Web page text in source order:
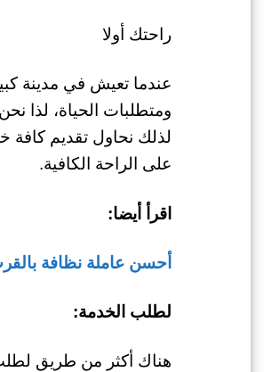
راحتك أولا
عندما تعيش في مدينة
ومتطلبات الحياة، لذا
لذلك نحاول تقديم
على الراحة الكافية.
اقرأ أيضا:
أحسن عاملة نظافة
لطلب الخدمة:
هناك أكثر من طريق